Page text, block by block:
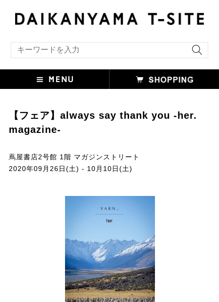
【フェア】always say thank you -her.
magazine-
蔦屋書店2号館 1階 マガジンストリート
2020年09月26日(土) - 10月10日(土)